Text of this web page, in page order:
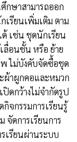
กษาสามารถออก
เรียนเพิ่มเติม ตาม
เช่น ชุดนักเรียน
ลื่อนชั้น หรือ ย้าย
ไม่บังคับจัดซื้อชุด
ผ้าผูกคอและหมวก
ดกว้างไม่จำกัดรูป
จกรรมการเรียนรู้
จัดการเรียนการ
เรียนผ่านระบบ